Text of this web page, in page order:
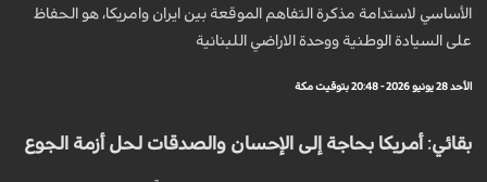
الأساسي لاستدامة مذكرة التفاهم الموقعة بين ايران وامريكا، هو الحفاظ
على السيادة الوطنية ووحدة الاراضي اللبنانية
الأحد 28 يونيو 2026 - 20:48 بتوقيت مكة
بقائي: أمريكا بحاجة إلى الإحسان والصدقات لحل أزمة الجوع